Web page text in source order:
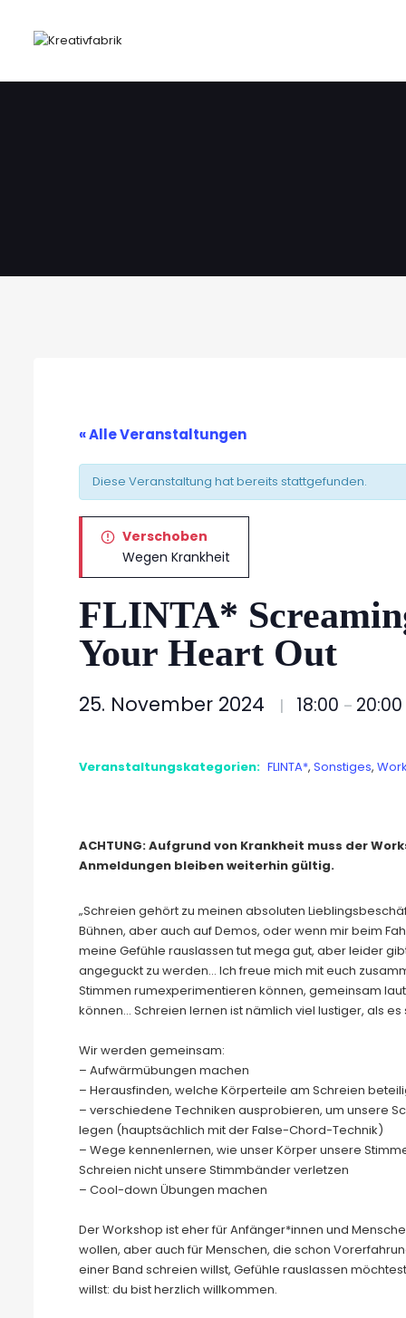
« Alle Veranstaltungen
Diese Veranstaltung hat bereits stattgefunden.
Verschoben
Wegen Krankheit
FLINTA*
Your Heart Out
25. November 2024 18:00 – 20:00
Veranstaltungskategorien: FLINTA*, Sonstiges,
ACHTUNG: Aufgrund von Krankheit muss der
Anmeldungen bleiben weiterhin gültig.
„Schreien gehört zu meinen absoluten
Bühnen, aber auch auf Demos, oder wenn mir beim
meine Gefühle rauslassen tut mega gut, aber leider
angeguckt zu werden… Ich freue mich mit euch
Stimmen rumexperimentieren können, gemeinsam
können… Schreien lernen ist nämlich viel lustiger, als es
Wir werden gemeinsam:
– Aufwärmübungen machen
– Herausfinden, welche Körperteile am Schreien
– verschiedene Techniken ausprobieren, um unsere
legen (hauptsächlich mit der False-Chord-Technik)
– Wege kennenlernen, wie unser Körper unsere
Schreien nicht unsere Stimmbänder verletzen
– Cool-down Übungen machen
Der Workshop ist eher für Anfänger*innen und
wollen, aber auch für Menschen, die schon
einer Band schreien willst, Gefühle rauslassen
willst: du bist herzlich willkommen.